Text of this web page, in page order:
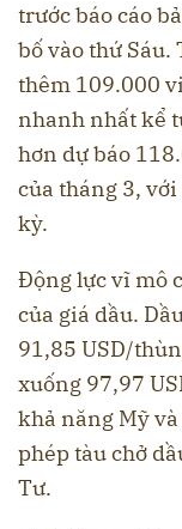
trước báo cáo
bố vào thứ Sáu.
thêm 109.000
nhanh nhất kể
hơn dự báo
của tháng 3,
kỳ.
Động lực vĩ mô
của giá dầu.
91,85 USD/
xuống 97,97
khả năng Mỹ
phép tàu chở
Tư.